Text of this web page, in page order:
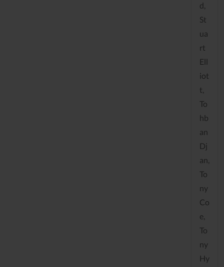
d,
St
ua
rt
Ell
iot
t,
To
hb
an
Dj
an,
To
ny
Co
e,
To
ny
Hy